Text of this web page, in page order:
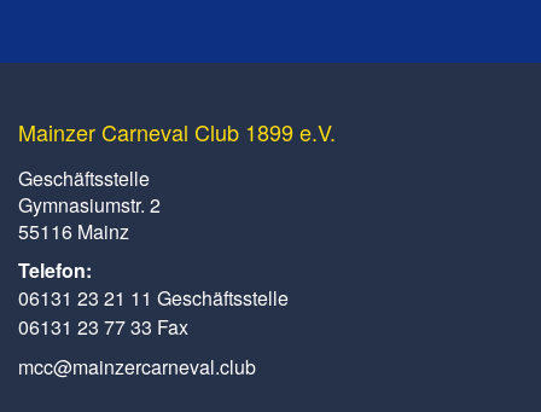
Mainzer Carneval Club 1899 e.V.
Geschäftsstelle
Gymnasiumstr. 2
55116 Mainz
Telefon:
06131 23 21 11 Geschäftsstelle
06131 23 77 33 Fax
mcc@mainzercarneval.club